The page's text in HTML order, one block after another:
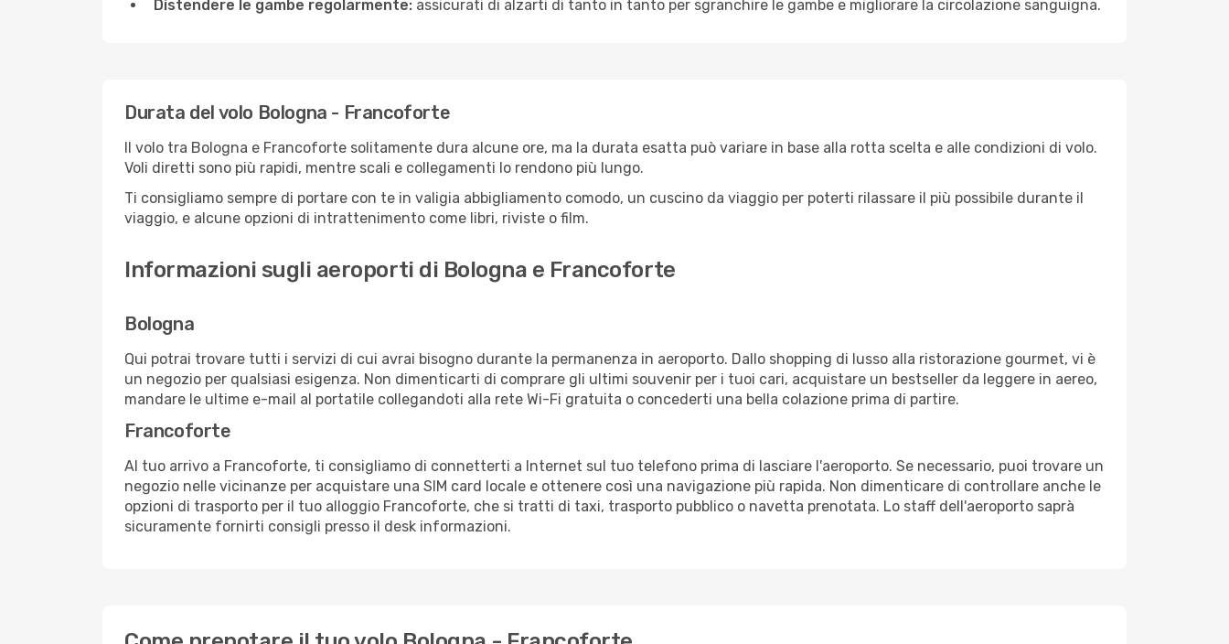
Distendere le gambe regolarmente: assicurati di alzarti di tanto in tanto per sgranchire le gambe e migliorare la circolazione sanguigna.
Durata del volo Bologna - Francoforte
Il volo tra Bologna e Francoforte solitamente dura alcune ore, ma la durata esatta può variare in base alla rotta scelta e alle condizioni di volo.
Voli diretti sono più rapidi, mentre scali e collegamenti lo rendono più lungo.
Ti consigliamo sempre di portare con te in valigia abbigliamento comodo, un cuscino da viaggio per poterti rilassare il più possibile durante il
viaggio, e alcune opzioni di intrattenimento come libri, riviste o film.
Informazioni sugli aeroporti di Bologna e Francoforte
Bologna
Qui potrai trovare tutti i servizi di cui avrai bisogno durante la permanenza in aeroporto. Dallo shopping di lusso alla ristorazione gourmet, vi è
un negozio per qualsiasi esigenza. Non dimenticarti di comprare gli ultimi souvenir per i tuoi cari, acquistare un bestseller da leggere in aereo,
mandare le ultime e-mail al portatile collegandoti alla rete Wi-Fi gratuita o concederti una bella colazione prima di partire.
Francoforte
Al tuo arrivo a Francoforte, ti consigliamo di connetterti a Internet sul tuo telefono prima di lasciare l'aeroporto. Se necessario, puoi trovare un
negozio nelle vicinanze per acquistare una SIM card locale e ottenere così una navigazione più rapida. Non dimenticare di controllare anche le
opzioni di trasporto per il tuo alloggio Francoforte, che si tratti di taxi, trasporto pubblico o navetta prenotata. Lo staff dell'aeroporto saprà
sicuramente fornirti consigli presso il desk informazioni.